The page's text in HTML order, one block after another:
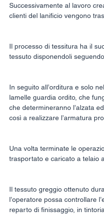
Successivamente al lavoro
clienti del lanificio vengono
Il processo di tessitura ha il
tessuto disponendoli
In seguito all’orditura e solo
lamelle guardia ordito, che
che determineranno l’alzata
così a realizzare l’armatura
Una volta terminate le
trasportato e caricato a telaio
Il tessuto greggio ottenuto
l’operatore possa controllare
reparto di finissaggio, in